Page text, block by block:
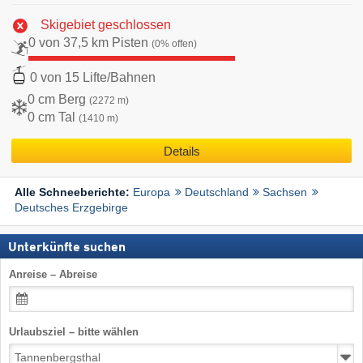
Skigebiet geschlossen
0 von 37,5 km Pisten (0% offen)
0 von 15 Lifte/Bahnen
0 cm Berg (2272 m)
0 cm Tal (1410 m)
Details
Alle Schneeberichte: Europa Deutschland
Sachsen
Deutsches Erzgebirge
Unterkünfte suchen
Anreise – Abreise
Urlaubsziel – bitte wählen